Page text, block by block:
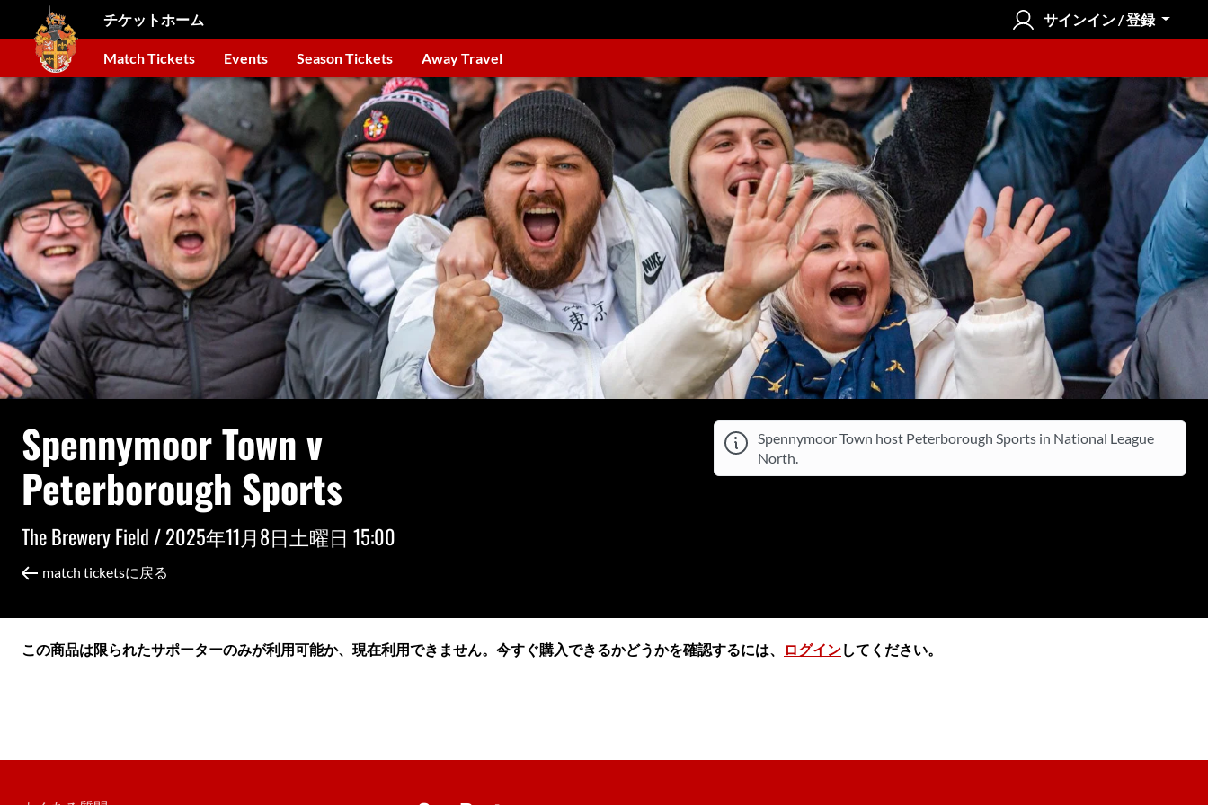
チケットホーム サインイン / 登録
Match Tickets Events Season Tickets Away Travel
Spennymoor Town v
Peterborough Sports
The Brewery Field /2025年11月8日土曜日 15:00
match ticketsに戻る
Spennymoor Town host Peterborough Sports in National League
North.
この商品は限られたサポーターのみが利用可能か、現在利用できません。今すぐ購入できるかどうかを確認するには、 ログインしてください。